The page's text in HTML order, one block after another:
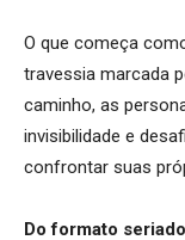
O que começa
travessia marcada
caminho, as
invisibilidade e
confrontar suas
Do formato